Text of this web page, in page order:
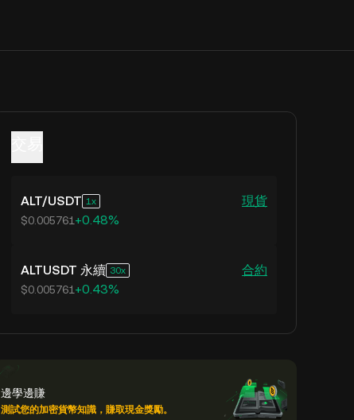
ALT/USDT 1 現貨
$0.005761 +0.48%
ALTUSDT 永續 30 合約
$0.005761 +0.43%
邊學邊賺
測試您的加密貨幣知識，賺取現金獎勵。